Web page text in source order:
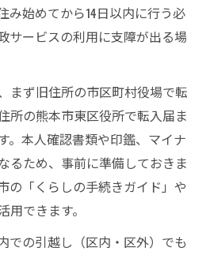
み始めてから14日以内に行う必
サービスの利用に支障が出る場
まず旧住所の市区町村役場で転
所の熊本市東区役所で転入届ま
。本人確認書類や印鑑、マイナ
るため、事前に準備しておきま
の「くらしの手続きガイド」や
できます。
での引越し（区内・区外）でも